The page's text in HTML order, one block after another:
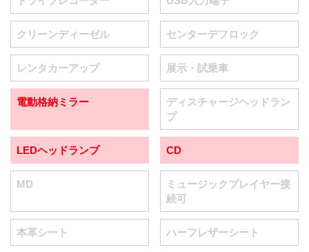
クリーンディーゼル センターデフロック
レンタカーアップ 展示・試乗車
電動格納ミラー
ディスチャージヘッドラン
プ
LEDヘッドランプ CD
MD
ミュージックプレイヤー接
続可
本革シート ハーフレザーシート